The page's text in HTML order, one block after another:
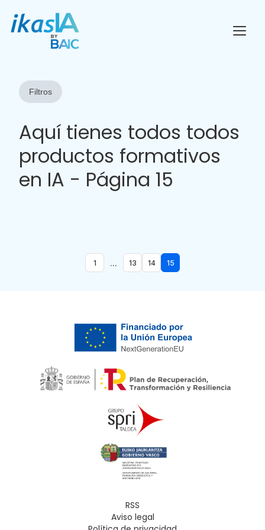
Filtros
Aquí tienes todos todos
productos formativos
en IA - Página 15
1 ... 13 14 15
RSS
Aviso legal